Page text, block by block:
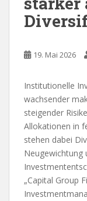
19. Mai 2026
Institutionelle
wachsender
steigender
Allokationen in
stehen dabei
Neugewichtung
„Capital Group